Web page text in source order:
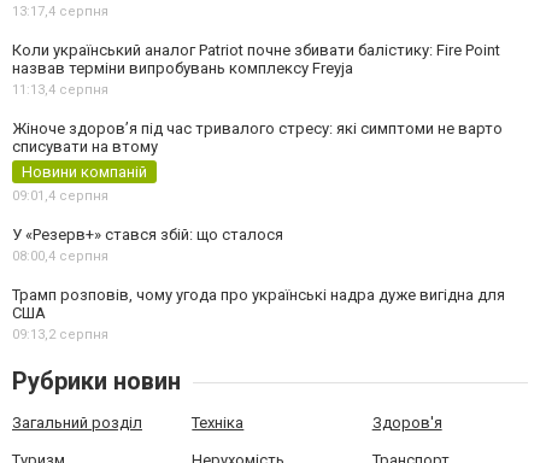
13:17,4 серпня
Коли український аналог Patriot почне збивати балістику: Fire Point
назвав терміни випробувань комплексу Freyja
11:13,4 серпня
Жіноче здоров’я під час тривалого стресу: які симптоми не варто
списувати на втому
Новини компаній
09:01,4 серпня
У «Резерв+» стався збій: що сталося
08:00,4 серпня
Трамп розповів, чому угода про українські надра дуже вигідна для
США
09:13,2 серпня
Рубрики новин
Загальний розділ Техніка Здоров'я